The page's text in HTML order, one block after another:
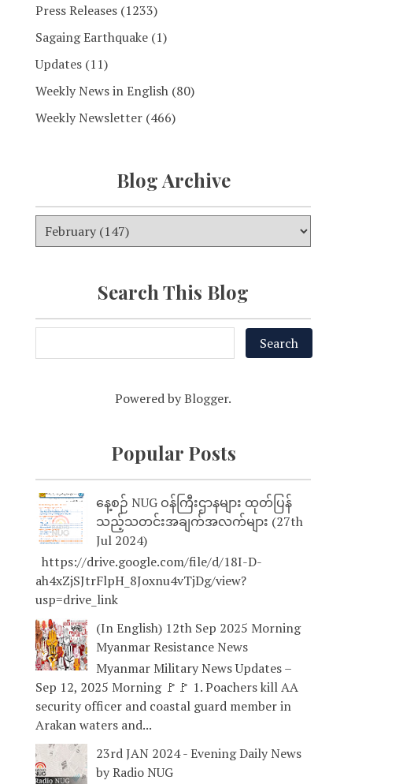
Press Releases (1233)
Sagaing Earthquake (1)
Updates (11)
Weekly News in English (80)
Weekly Newsletter (466)
Blog Archive
Search This Blog
Powered byBlogger.
Popular Posts
နေ့စဉ် NUG ဝန်ကြီးဌာနများ ထုတ်ပြန်
သည့်သတင်းအချက်အလက်များ (27th
Jul 2024)
https://drive.google.com/file/d/18I-D-
ah4xZjSJtrFlpH_8Joxnu4vTjDg/view?
usp=drive_link
(In English) 12th Sep 2025 Morning
Myanmar Resistance News
Myanmar Military News Updates –
Sep 12, 2025 Morning 🚩🚩 1. Poachers kill AA
security officer and coastal guard member in
Arakan waters and...
23rd JAN 2024 - Evening Daily News
by Radio NUG